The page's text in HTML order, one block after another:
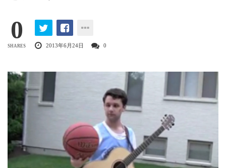
0
SHARES 2013年6月24日 0